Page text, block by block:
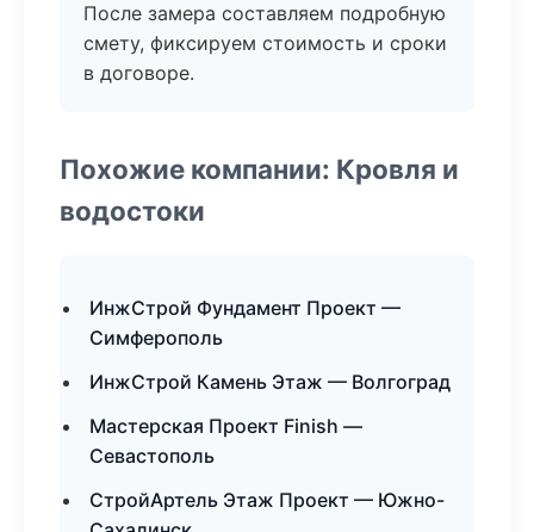
После замера составляем подробную
смету, фиксируем стоимость и сроки
в договоре.
Похожие компании: Кровля и
водостоки
ИнжСтрой Фундамент Проект —
Симферополь
ИнжСтрой Камень Этаж — Волгоград
Мастерская Проект Finish —
Севастополь
СтройАртель Этаж Проект — Южно-